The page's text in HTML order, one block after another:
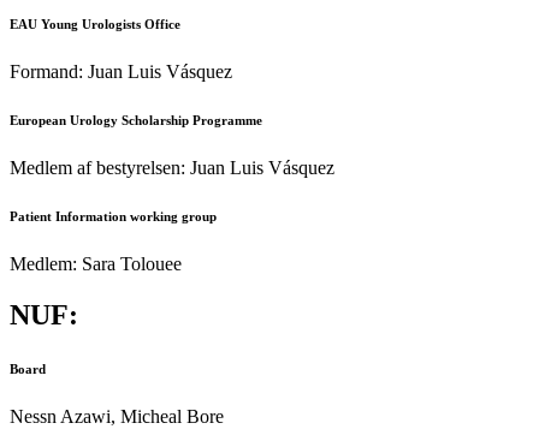
EAU Young Urologists Office
Formand: Juan Luis Vásquez
European Urology Scholarship Programme
Medlem af bestyrelsen: Juan Luis Vásquez
Patient Information working group
Medlem: Sara Tolouee
NUF:
Board
Nessn Azawi, Micheal Bore